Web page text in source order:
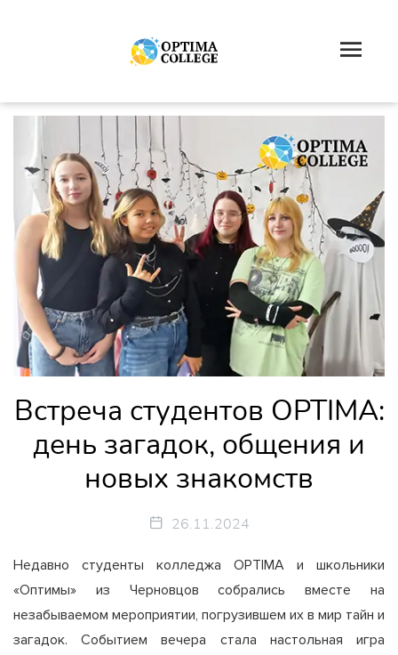
Встреча студентов OPTIMA:
день загадок, общения и
новых знакомств
26.11.2024
Недавно студенты колледжа OPTIMA и школьники
«Оптимы» из Черновцов собрались вместе на
незабываемом мероприятии, погрузившем их в мир тайн и
загадок. Событием вечера стала настольная игра